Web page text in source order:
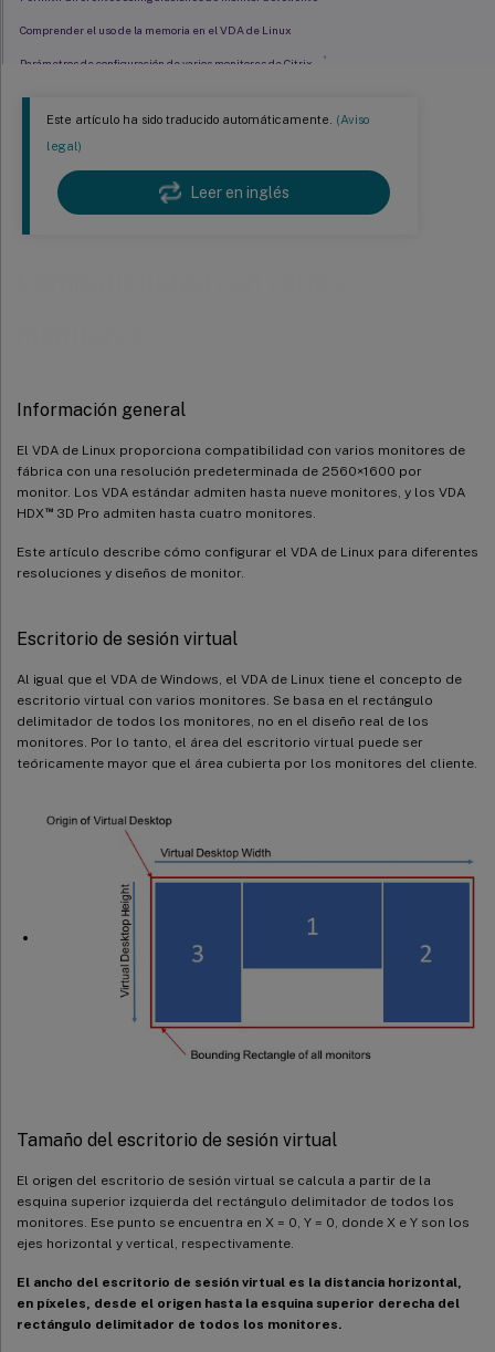
Este artículo ha sido traducido automáticamente. (Aviso
legal)
Leer en inglés
Información general
El VDA de Linux proporciona compatibilidad con varios monitores de
fábrica con una resolución predeterminada de 2560×1600 por
monitor. Los VDA estándar admiten hasta nueve monitores, y los VDA
HDX ™3D Pro admiten hasta cuatro monitores.
Este artículo describe cómo configurar el VDA de Linux para diferentes
resoluciones y diseños de monitor.
Escritorio de sesión virtual
Al igual que el VDA de Windows, el VDA de Linux tiene el concepto de
escritorio virtual con varios monitores. Se basa en el rectángulo
delimitador de todos los monitores, no en el diseño real de los
monitores. Por lo tanto, el área del escritorio virtual puede ser
teóricamente mayor que el área cubierta por los monitores del cliente.
Tamaño del escritorio de sesión virtual
El origen del escritorio de sesión virtual se calcula a partir de la
esquina superior izquierda del rectángulo delimitador de todos los
monitores. Ese punto se encuentra en X = 0, Y = 0, donde X e Y son los
ejes horizontal y vertical, respectivamente.
El ancho del escritorio de sesión virtual es la distancia horizontal,
en píxeles, desde el origen hasta la esquina superior derecha del
rectángulo delimitador de todos los monitores.
Comprender el uso de la memoria en el VDA de Linux
Parámetros de configuración de varios monitores de Citrix ®
Cambiar la configuración de varios monitores del VDA de Linux